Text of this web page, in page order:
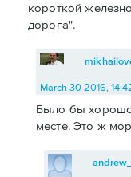
короткой
дорога".
March 30 2016,
Было бы
месте. Это ж